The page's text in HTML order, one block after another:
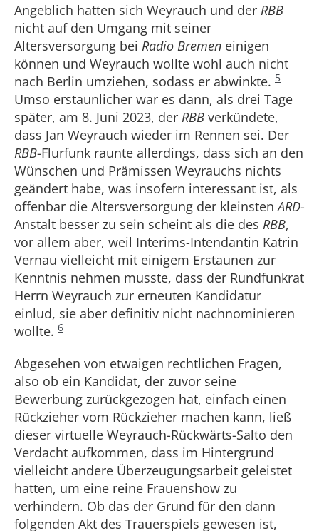
Angeblich hatten sich Weyrauch und der RBB
nicht auf den Umgang mit seiner
Altersversorgung bei Radio Bremen einigen
können und Weyrauch wollte wohl auch nicht
nach Berlin umziehen, sodass er abwinkte. 5
Umso erstaunlicher war es dann, als drei Tage
später, am 8. Juni 2023, der RBB verkündete,
dass Jan Weyrauch wieder im Rennen sei. Der
RBB-Flurfunk raunte allerdings, dass sich an den
Wünschen und Prämissen Weyrauchs nichts
geändert habe, was insofern interessant ist, als
offenbar die Altersversorgung der kleinstenARD-
Anstalt besser zu sein scheint als die des RBB,
vor allem aber, weil Interims-Intendantin Katrin
Vernau vielleicht mit einigem Erstaunen zur
Kenntnis nehmen musste, dass der Rundfunkrat
Herrn Weyrauch zur erneuten Kandidatur
einlud, sie aber definitiv nicht nachnominieren
wollte. 6
Abgesehen von etwaigen rechtlichen Fragen,
also ob ein Kandidat, der zuvor seine
Bewerbung zurückgezogen hat, einfach einen
Rückzieher vom Rückzieher machen kann, ließ
dieser virtuelle Weyrauch-Rückwärts-Salto den
Verdacht aufkommen, dass im Hintergrund
vielleicht andere Überzeugungsarbeit geleistet
hatten, um eine reine Frauenshow zu
verhindern. Ob das der Grund für den dann
folgenden Akt des Trauerspiels gewesen ist,